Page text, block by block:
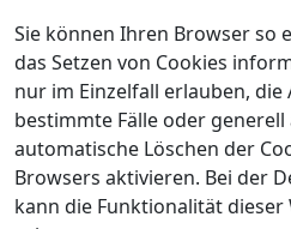
Sie können Ihren Browser so
das Setzen von Cookies
nur im Einzelfall erlauben,
bestimmte Fälle oder
automatische Löschen der
Browsers aktivieren. Bei der
kann die Funktionalität